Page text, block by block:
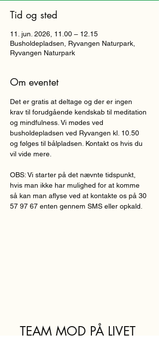
Tid og sted
11. jun. 2026, 11.00 – 12.15
Busholdepladsen, Ryvangen Naturpark,
Ryvangen Naturpark
Om eventet
Det er gratis at deltage og der er ingen
krav til forudgående kendskab til meditation
og mindfulness. Vi mødes ved
busholdepladsen ved Ryvangen kl. 10.50
og følges til bålpladsen. Kontakt os hvis du
vil vide mere.
OBS: Vi starter på det nævnte tidspunkt,
hvis man ikke har mulighed for at komme
så kan man aflyse ved at kontakte os på 30
57 97 67 enten gennem SMS eller opkald.
TEAM MOD PÅ LIVET